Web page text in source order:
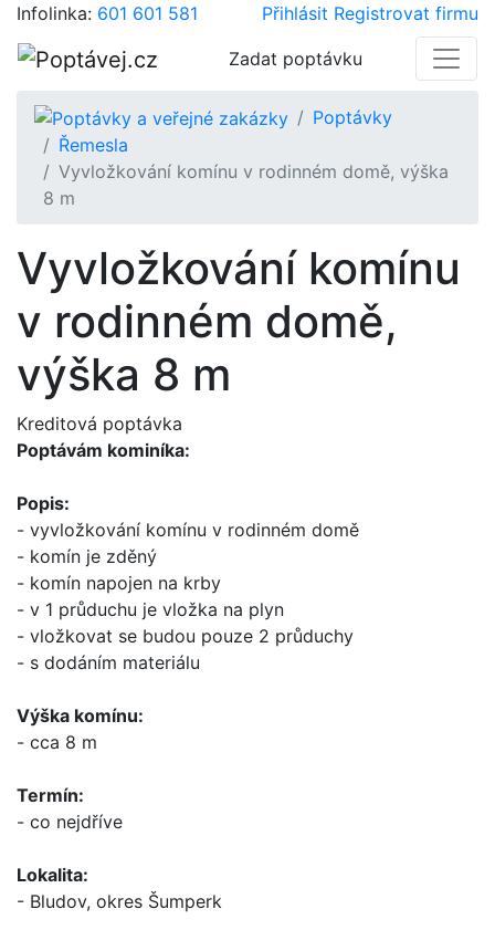
Infolinka: 601 601 581 Přihlásit Registrovat firmu
Zadat poptávku
Poptávky
Řemesla
Vyvložkování komínu v rodinném domě, výška
8 m
Vyvložkování komínu
v rodinném domě,
výška 8 m
Kreditová poptávka
Poptávám kominíka:
Popis:
- vyvložkování komínu v rodinném domě
- komín je zděný
- komín napojen na krby
- v 1 průduchu je vložka na plyn
- vložkovat se budou pouze 2 průduchy
- s dodáním materiálu
Výška komínu:
- cca 8 m
Termín:
- co nejdříve
Lokalita:
- Bludov, okres Šumperk